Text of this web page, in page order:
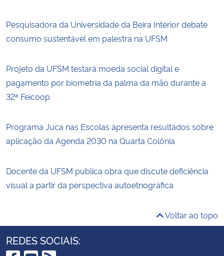
Pesquisadora da Universidade da Beira Interior debate
consumo sustentável em palestra na UFSM
Projeto da UFSM testará moeda social digital e
pagamento por biometria da palma da mão durante a
32ª Feicoop
Programa Juca nas Escolas apresenta resultados sobre
aplicação da Agenda 2030 na Quarta Colônia
Docente da UFSM publica obra que discute deficiência
visual a partir da perspectiva autoetnográfica
Voltar ao topo
REDES SOCIAIS: